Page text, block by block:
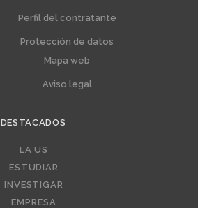
Perfil del contratante
Protección de datos
Mapa web
Aviso legal
DESTACADOS
LA US
ESTUDIAR
INVESTIGAR
EMPRESA